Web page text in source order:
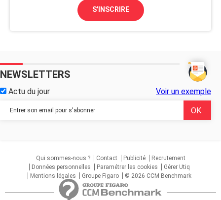
S'INSCRIRE
NEWSLETTERS
Actu du jour Voir un exemple
...
Qui sommes-nous ?
Contact Publicité
Recrutement
Données personnelles
Paramétrer les cookies
Gérer Utiq
Mentions légales
Groupe Figaro © 2026 CCM Benchmark